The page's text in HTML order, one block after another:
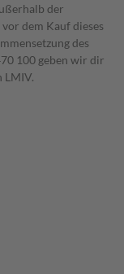
der
dem Kauf dieses
des
100 geben wir dir
LMIV.